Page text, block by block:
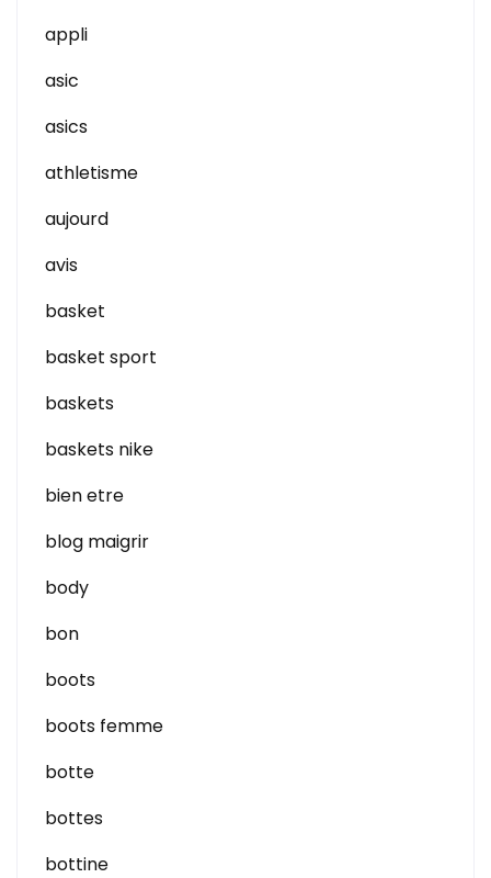
appli
asic
asics
athletisme
aujourd
avis
basket
basket sport
baskets
baskets nike
bien etre
blog maigrir
body
bon
boots
boots femme
botte
bottes
bottine